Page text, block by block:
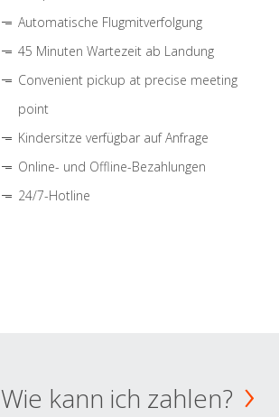
Automatische Flugmitverfolgung
45 Minuten Wartezeit ab Landung
Convenient pickup at precise meeting
point
Kindersitze verfügbar auf Anfrage
Online- und Offline-Bezahlungen
24/7-Hotline
Wie kann ich zahlen?